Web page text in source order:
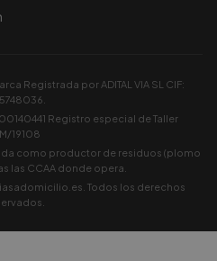
Registrada por ADITAL VIA SL CIF:
Registro especial de Taller
19108
como productor de residuos (plomo
las CCAA donde opera.
Todos los derechos